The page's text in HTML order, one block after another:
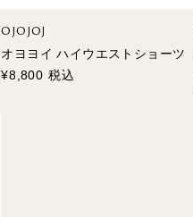
OJOJOJ
オヨヨイ ハイウエストショーツ
¥8,800 税込